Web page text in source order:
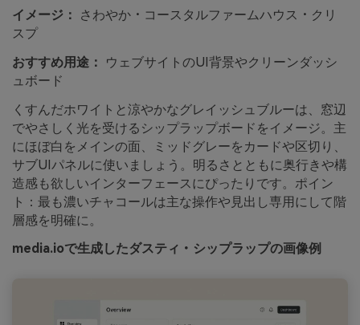
イメージ：
さわやか・コースタルファームハウス・クリ
スプ
おすすめ用途：
ウェブサイトのUI背景やクリーンダッシ
ュボード
くすんだホワイトと涼やかなグレイッシュブルーは、窓辺
でやさしく光を受けるシップラップボードをイメージ。主
にほぼ白をメインの面、ミッドグレーをカードや区切り、
サブUIパネルに使いましょう。明るさとともに奥行きや構
造感も欲しいインターフェースにぴったりです。ポイン
ト：最も濃いチャコールは主な操作や見出し専用にして階
層感を明確に。
media.ioで生成したダスティ・シップラップの画像例